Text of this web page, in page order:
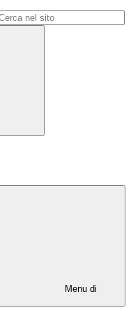
Menu di